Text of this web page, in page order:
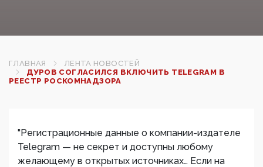
ГЛАВНАЯ
ЛЕНТА НОВОСТЕЙ
ДУРОВ СОГЛАСИЛСЯ ВКЛЮЧИТЬ TELEGRAM В
РЕЕСТР РОСКОМНАДЗОРА
"Регистрационные данные о компании-издателе
Telegram — не секрет и доступны любому
желающему в открытых источниках… Если на